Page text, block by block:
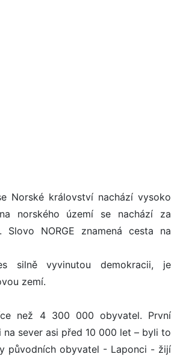
Norské království nachází vysoko
norského území se nachází za
Slovo NORGE znamená cesta na
silně vyvinutou demokracii, je
zemí.
než 4 300 000 obyvatel. První
sever asi před 10 000 let – byli to
původních obyvatel - Laponci - žijí